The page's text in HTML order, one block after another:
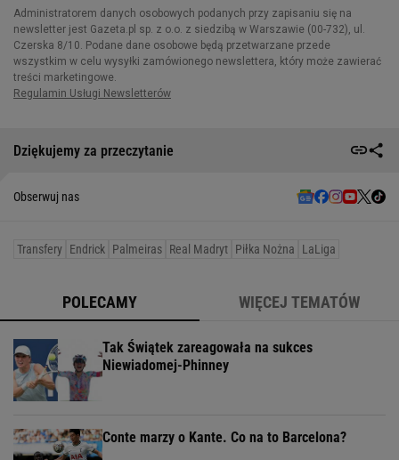
Dziękujemy za przeczytanie
Obserwuj nas
Transfery Endrick Palmeiras Real Madryt Piłka Nożna LaLiga
POLECAMY WIĘCEJ TEMATÓW
Tak Świątek zareagowała na sukces
Niewiadomej-Phinney
Conte marzy o Kante. Co na to Barcelona?